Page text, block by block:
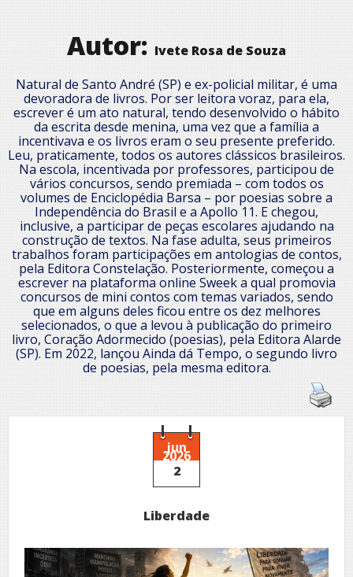
Autor: Ivete Rosa de Souza
Natural de Santo André (SP) e ex-policial militar, é uma
devoradora de livros. Por ser leitora voraz, para ela,
escrever é um ato natural, tendo desenvolvido o hábito
da escrita desde menina, uma vez que a família a
incentivava e os livros eram o seu presente preferido.
Leu, praticamente, todos os autores clássicos brasileiros.
Na escola, incentivada por professores, participou de
vários concursos, sendo premiada – com todos os
volumes de Enciclopédia Barsa – por poesias sobre a
Independência do Brasil e a Apollo 11. E chegou,
inclusive, a participar de peças escolares ajudando na
construção de textos. Na fase adulta, seus primeiros
trabalhos foram participações em antologias de contos,
pela Editora Constelação. Posteriormente, começou a
escrever na plataforma online Sweek a qual promovia
concursos de mini contos com temas variados, sendo
que em alguns deles ficou entre os dez melhores
selecionados, o que a levou à publicação do primeiro
livro, Coração Adormecido (poesias), pela Editora Alarde
(SP). Em 2022, lançou Ainda dá Tempo, o segundo livro
de poesias, pela mesma editora.
jun
2026
2
Liberdade